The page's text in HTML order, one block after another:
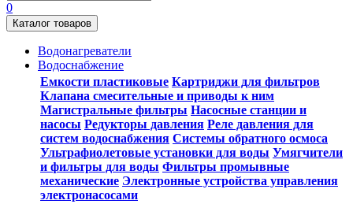
0
Каталог товаров
Водонагреватели
Водоснабжение
Емкости пластиковые Картриджи для фильтров
Клапана смесительные и приводы к ним
Магистральные фильтры Насосные станции и
насосы Редукторы давления Реле давления для
систем водоснабжения Системы обратного осмоса
Ультрафиолетовые установки для воды Умягчители
и фильтры для воды Фильтры промывные
механические Электронные устройства управления
электронасосами